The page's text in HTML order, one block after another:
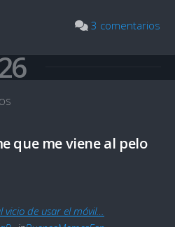
3 comentarios
que me viene al pelo
de usar el móvil…